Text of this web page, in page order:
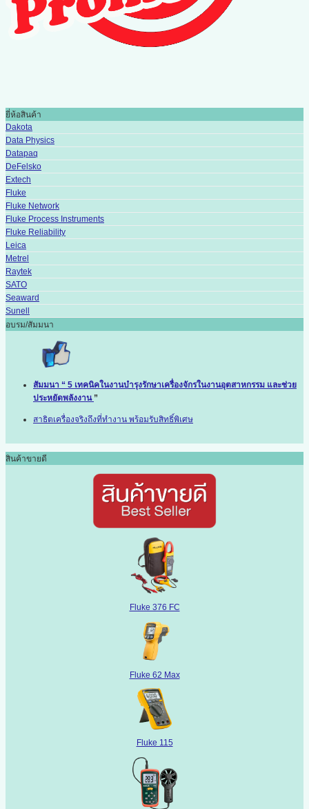
ยี่ห้อสินค้า
Dakota
Data Physics
Datapaq
DeFelsko
Extech
Fluke
Fluke Network
Fluke Process Instruments
Fluke Reliability
Leica
Metrel
Raytek
SATO
Seaward
Sunell
อบรม/สัมมนา
สัมมนา “ 5 เทคนิคในงานบำรุงรักษาเครื่องจักรในงานอุตสาหกรรม และช่วย
ประหยัดพลังงาน ”
สาธิตเครื่องจริงถึงที่ทำงาน พร้อมรับสิทธิ์พิเศษ
สินค้าขายดี
Fluke 376 FC
Fluke 62 Max
Fluke 115